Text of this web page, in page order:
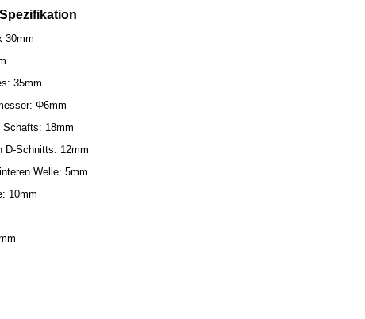
30mm
35mm
Φ6mm
Schafts: 18mm
D-Schnitts: 12mm
Welle: 5mm
10mm